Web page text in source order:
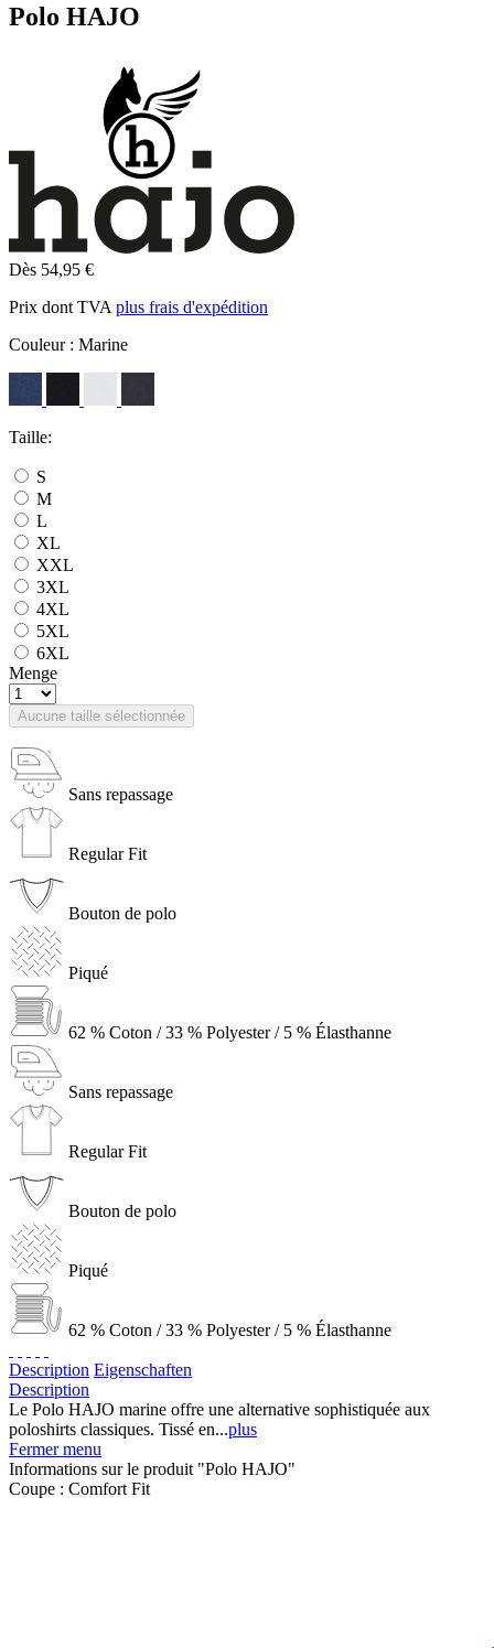
Polo HAJO
Dès 54,95 €
Prix dont TVA plus frais d'expédition
Couleur : Marine
Taille:
S
M
L
XL
XXL
3XL
4XL
5XL
6XL
Menge
Aucune taille sélectionnée
Sans repassage
Regular Fit
Bouton de polo
Piqué
62 % Coton / 33 % Polyester / 5 % Élasthanne
Sans repassage
Regular Fit
Bouton de polo
Piqué
62 % Coton / 33 % Polyester / 5 % Élasthanne
Description Eigenschaften
Description
Le Polo HAJO marine offre une alternative sophistiquée aux
poloshirts classiques. Tissé en...plus
Fermer menu
Informations sur le produit "Polo HAJO"
Coupe : Comfort Fit